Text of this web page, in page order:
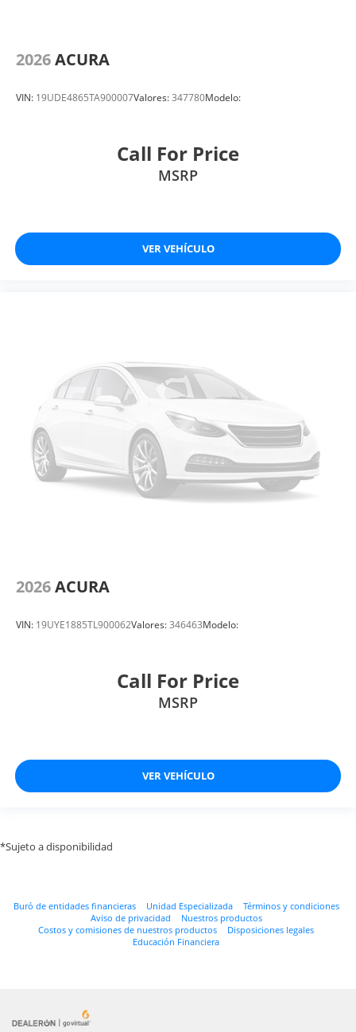
2026ACURA
VIN: 19UDE4865TA900007Valores:347780Modelo:
Call For Price
MSRP
VER VEHÍCULO
2026ACURA
VIN: 19UYE1885TL900062Valores:346463Modelo:
Call For Price
MSRP
VER VEHÍCULO
*Sujeto a disponibilidad
Buró de entidades financieras Unidad Especializada
Términos y condiciones
Aviso de privacidad
Nuestros productos
Costos y comisiones de nuestros productos
Disposiciones legales
Educación Financiera